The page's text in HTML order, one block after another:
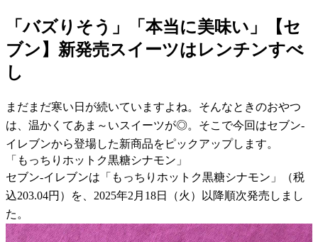
「バズりそう」「本当に美味い」【セ
ブン】新発売スイーツはレンチンすべ
し
まだまだ寒い日が続いていますよね。そんなときのおやつ
は、温かくてあま～いスイーツが◎。そこで今回はセブン-
イレブンから登場した新商品をピックアップします。
「もっちりホットク黒糖シナモン」
セブン-イレブンは「もっちりホットク黒糖シナモン」（税
込203.04円）を、2025年2月18日（火）以降順次発売しまし
た。